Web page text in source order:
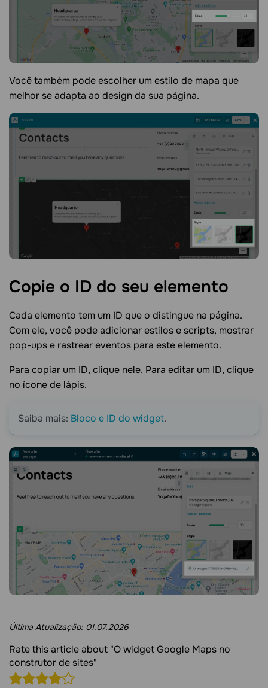
Você também pode escolher um estilo de mapa que
melhor se adapta ao design da sua página.
Copie o ID do seu elemento
Cada elemento tem um ID que o distingue na página.
Com ele, você pode adicionar estilos e scripts, mostrar
pop-ups e rastrear eventos para este elemento.
Para copiar um ID, clique nele. Para editar um ID, clique
no ícone de lápis.
Saiba mais: Bloco e ID do widget.
Última Atualização: 01.07.2026
Rate this article about "O widget Google Maps no
construtor de sites"